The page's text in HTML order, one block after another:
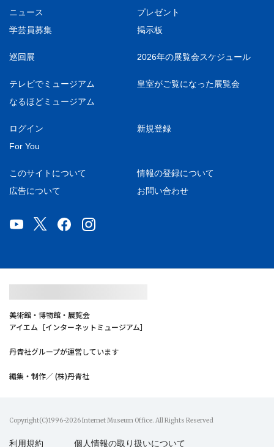
ニュース
プレゼント
学芸員募集
掲示板
巡回展 2026年の展覧会スケジュール
テレビでミュージアム
皇室がご覧になった展覧会
なるほどミュージアム
ログイン
新規登録
For You
このサイトについて
情報の登録について
広告について
お問い合わせ
美術館・博物館・展覧会
アイエム［インターネットミュージアム］
丹青社グループが運営しています
編集・制作／ (株)丹青社
Copyright(C)1996-2026 Internet Museum Office. All Rights Reserved
利用規約 個人情報の取り扱いについて